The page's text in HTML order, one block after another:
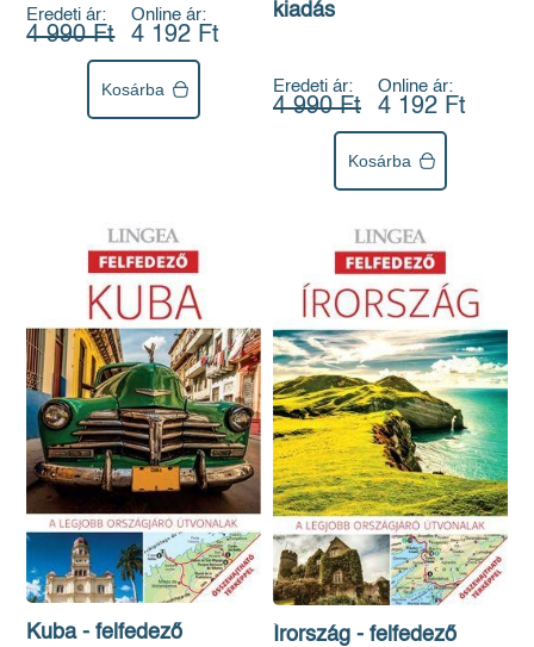
Eredeti ár:
4 990 Ft
Online ár:
4 192 Ft
Kosárba
kiadás
Eredeti ár:
4 990 Ft
Online ár:
4 192 Ft
Kosárba
Kuba - felfedező Írország - felfedező